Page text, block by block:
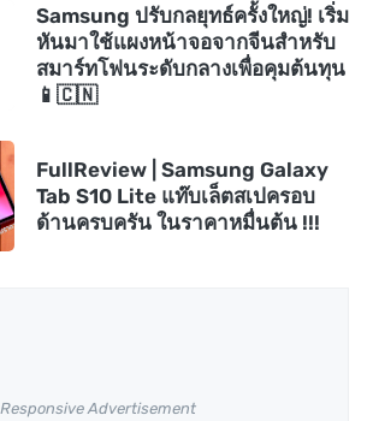
Samsung ปรับกลยุทธ์ครั้งใหญ่! เริ่ม
หันมาใช้แผงหน้าจอจากจีนสำหรับ
สมาร์ทโฟนระดับกลางเพื่อคุมต้นทุน
📱🇨🇳
FullReview | Samsung Galaxy
Tab S10 Lite แท๊บเล็ตสเปครอบ
ด้านครบครัน ในราคาหมื่นต้น !!!
Responsive Advertisement